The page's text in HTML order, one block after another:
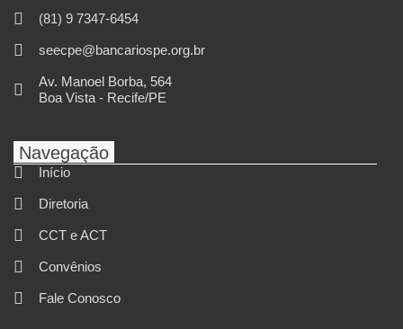
(81) 9 7347-6454
seecpe@bancariospe.org.br
Av. Manoel Borba, 564
Boa Vista - Recife/PE
Navegação
Início
Diretoria
CCT e ACT
Convênios
Fale Conosco